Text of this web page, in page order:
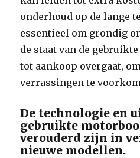
onderhoud op de lange
essentieel om grondig
de staat van de
tot aankoop overgaat,
verrassingen te
De technologie en
gebruikte
verouderd zijn in
nieuwe modellen.